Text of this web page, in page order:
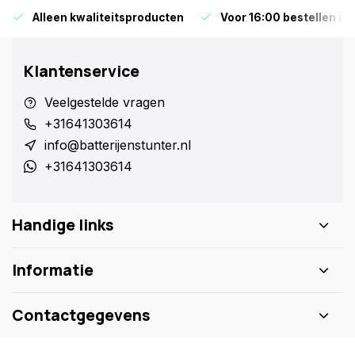
Alleen kwaliteitsproducten Voor 16:00 bestellen is
Klantenservice
Veelgestelde vragen
+31641303614
info@batterijenstunter.nl
+31641303614
Handige links
Informatie
Contactgegevens